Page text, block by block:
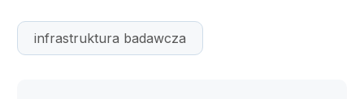
infrastruktura badawcza